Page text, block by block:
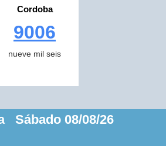
Cordoba
9006
nueve mil seis
Sábado 08/08/26